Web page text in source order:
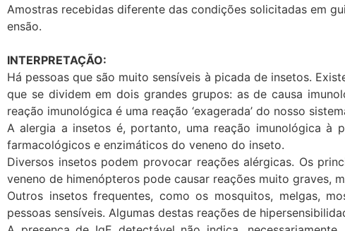
Amostras recebidas diferente das condições solicitadas em
ensão.
INTERPRETAÇÃO:
Há pessoas que são muito sensíveis à picada de insetos.
que se dividem em dois grandes grupos: as de causa
reação imunológica é uma reação ‘exagerada’ do nosso
A alergia a insetos é, portanto, uma reação imunológica à
farmacológicos e enzimáticos do veneno do inseto.
Diversos insetos podem provocar reações alérgicas. Os
veneno de himenópteros pode causar reações muito graves,
Outros insetos frequentes, como os mosquitos, melgas,
pessoas sensíveis. Algumas destas reações de